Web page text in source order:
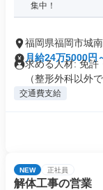
集中！
福岡県福岡市城
月給24万5000円
求める人材: 免許
（整形外科以外で
交通費支給
NEW 正社員
解体工事の営業